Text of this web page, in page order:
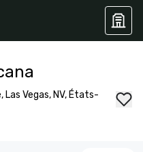
Las Vegas, NV, États-